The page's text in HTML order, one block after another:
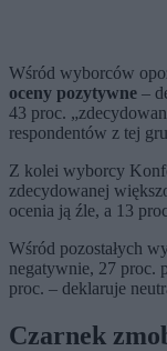
Wśród wyborców
oceny pozytywne –
43 proc.
respondentów z tej
Z kolei wyborcy
zdecydowanej
ocenia ją źle, a 13
Wśród pozostałych
negatywnie, 27 proc.
proc. – deklaruje
Czarnek